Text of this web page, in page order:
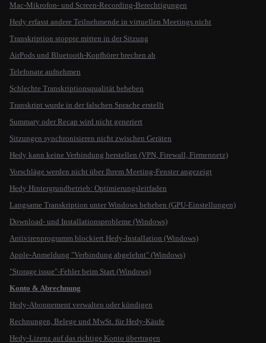
Mac-Mikrofon- und Screen-Recording-Berechtigungen
Hedy erfasst andere Teilnehmende in virtuellen Meetings nicht
Transkription stoppte mitten in der Sitzung
AirPods und Bluetooth-Kopfhörer brechen ab
Telefonate aufnehmen
Schlechte Transkriptionsqualität beheben
Transkript wurde in der falschen Sprache erstellt
Summary oder Recap wird nicht generiert
Sitzungen synchronisieren nicht zwischen Geräten
Hedy kann keine Verbindung herstellen (VPN, Firewall, Firmennetz)
Vorschläge werden nicht über Ihrem Meeting-Fenster angezeigt
Hedy Hintergrundbetrieb: Optimierungsleitfaden
Langsame Transkription unter Windows beheben (GPU-Einstellungen)
Download- und Installationsprobleme (Windows)
Antivirenprogramm blockiert Hedy-Installation (Windows)
Apple-Anmeldung "Verbindung abgelehnt" (Windows)
"Storage issue"-Fehler beim Start (Windows)
Konto & Abrechnung
Hedy-Abonnement verwalten oder kündigen
Rechnungen, Belege und MwSt. für Hedy-Käufe
Hedy-Lizenz auf das richtige Konto übertragen